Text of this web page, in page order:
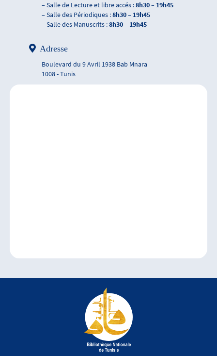
– Salle de Lecture et libre accés :8h30 – 19h45
– Salle des Périodiques :8h30 – 19h45
– Salle des Manuscrits :8h30 – 19h45
Adresse
Boulevard du 9 Avril 1938 Bab Mnara
1008 - Tunis